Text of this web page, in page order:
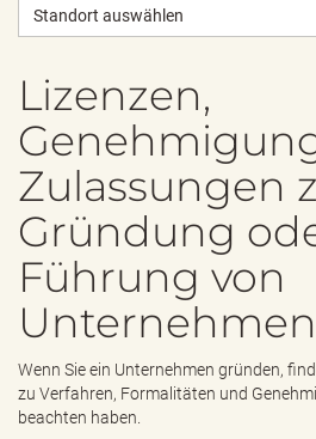
Standort auswählen
Lizenzen,
Zulassungen
Gründung
Führung von
Wenn Sie ein Unternehmen gründen,
zu Verfahren, Formalitäten und
beachten haben.